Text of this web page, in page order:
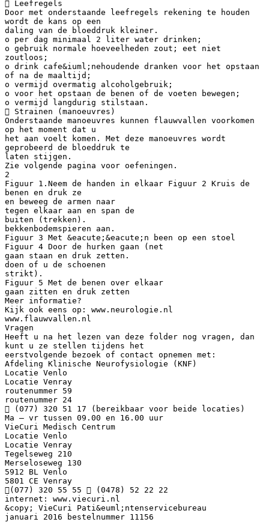
 Leefregels
Door met onderstaande leefregels rekening te houden
wordt de kans op een
daling van de bloeddruk kleiner.
o per dag minimaal 2 liter water drinken;
o gebruik normale hoeveelheden zout; eet niet
zoutloos;
o drink cafe&iuml;nehoudende dranken voor het opstaan
of na de maaltijd;
o vermijd overmatig alcoholgebruik;
o voor het opstaan de benen of de voeten bewegen;
o vermijd langdurig stilstaan.
 Strainen (manoeuvres)
Onderstaande manoeuvres kunnen flauwvallen voorkomen
op het moment dat u
het aan voelt komen. Met deze manoeuvres wordt
geprobeerd de bloeddruk te
laten stijgen.
Zie volgende pagina voor oefeningen.
2
Figuur 1.Neem de handen in elkaar Figuur 2 Kruis de
benen en druk ze
en beweeg de armen naar
tegen elkaar aan en span de
buiten (trekken).
bekkenbodemspieren aan.
Figuur 3 Met &eacute;&eacute;n been op een stoel
Figuur 4 Door de hurken gaan (net
gaan staan en druk zetten.
doen of u de schoenen
strikt).
Figuur 5 Met de benen over elkaar
gaan zitten en druk zetten
Meer informatie?
Kijk ook eens op: www.neurologie.nl
www.flauwvallen.nl
Vragen
Heeft u na het lezen van deze folder nog vragen, dan
kunt u ze stellen tijdens het
eerstvolgende bezoek of contact opnemen met:
Afdeling Klinische Neurofysiologie (KNF)
Locatie Venlo
Locatie Venray
routenummer 59
routenummer 24
 (077) 320 51 17 (bereikbaar voor beide locaties)
Ma – vr tussen 09.00 en 16.00 uur
VieCuri Medisch Centrum
Locatie Venlo
Locatie Venray
Tegelseweg 210
Merseloseweg 130
5912 BL Venlo
5801 CE Venray
(077) 320 55 55  (0478) 52 22 22
internet: www.viecuri.nl
&copy; VieCuri Pati&euml;ntenservicebureau
januari 2016 bestelnummer 11156